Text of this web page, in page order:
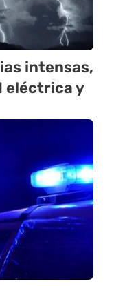
intensas,
eléctrica y